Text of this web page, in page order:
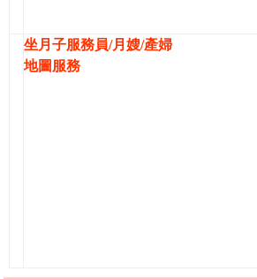
坐月子服務員/月嫂/產婦
地圖服務